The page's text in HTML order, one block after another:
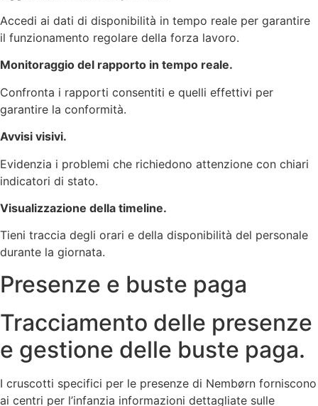
Accedi ai dati di disponibilità in tempo reale per garantire
il funzionamento regolare della forza lavoro.
Monitoraggio del rapporto in tempo reale.
Confronta i rapporti consentiti e quelli effettivi per
garantire la conformità.
Avvisi visivi.
Evidenzia i problemi che richiedono attenzione con chiari
indicatori di stato.
Visualizzazione della timeline.
Tieni traccia degli orari e della disponibilità del personale
durante la giornata.
Presenze e buste paga
Tracciamento delle presenze
e gestione delle buste paga.
I cruscotti specifici per le presenze di Nembørn forniscono
ai centri per l’infanzia informazioni dettagliate sulle